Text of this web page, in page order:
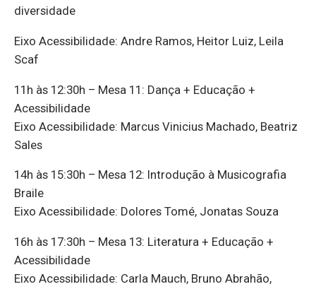
diversidade
Eixo Acessibilidade: Andre Ramos, Heitor Luiz, Leila
Scaf
11h às 12:30h – Mesa 11: Dança + Educação +
Acessibilidade
Eixo Acessibilidade: Marcus Vinicius Machado, Beatriz
Sales
14h às 15:30h – Mesa 12: Introdução à Musicografia
Braile
Eixo Acessibilidade: Dolores Tomé, Jonatas Souza
16h às 17:30h – Mesa 13: Literatura + Educação +
Acessibilidade
Eixo Acessibilidade: Carla Mauch, Bruno Abrahão,